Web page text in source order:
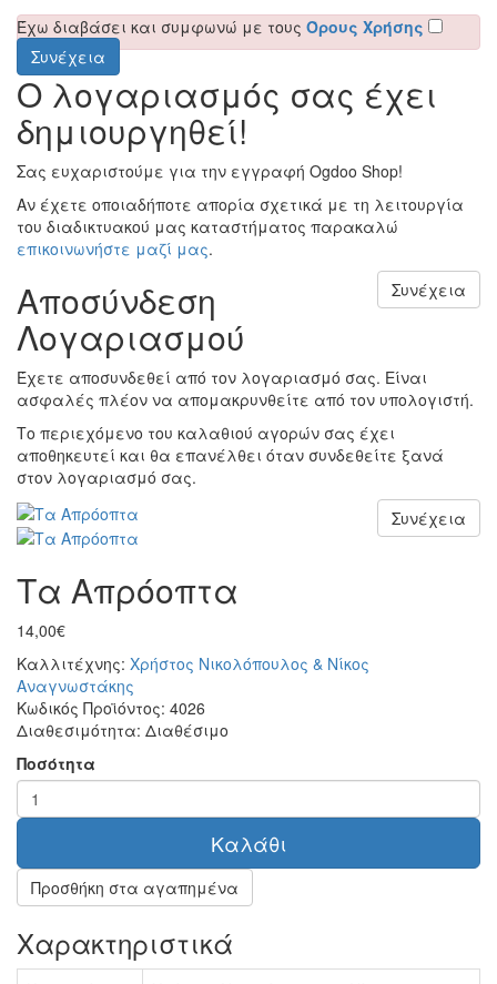
Έχω διαβάσει και συμφωνώ με τους Όρους Χρήσης
Ο λογαριασμός σας έχει
δημιουργηθεί!
Σας ευχαριστούμε για την εγγραφή Ogdoo Shop!
Αν έχετε οποιαδήποτε απορία σχετικά με τη λειτουργία
του διαδικτυακού μας καταστήματος παρακαλώ
επικοινωνήστε μαζί μας.
Συνέχεια
Αποσύνδεση
Λογαριασμού
Έχετε αποσυνδεθεί από τον λογαριασμό σας. Είναι
ασφαλές πλέον να απομακρυνθείτε από τον υπολογιστή.
Το περιεχόμενο του καλαθιού αγορών σας έχει
αποθηκευτεί και θα επανέλθει όταν συνδεθείτε ξανά
στον λογαριασμό σας.
Συνέχεια
Τα Απρόοπτα
14,00€
Καλλιτέχνης: Χρήστος Νικολόπουλος & Νίκος
Αναγνωστάκης
Κωδικός Προϊόντος: 4026
Διαθεσιμότητα: Διαθέσιμο
Ποσότητα
Καλάθι
Προσθήκη στα αγαπημένα
Χαρακτηριστικά